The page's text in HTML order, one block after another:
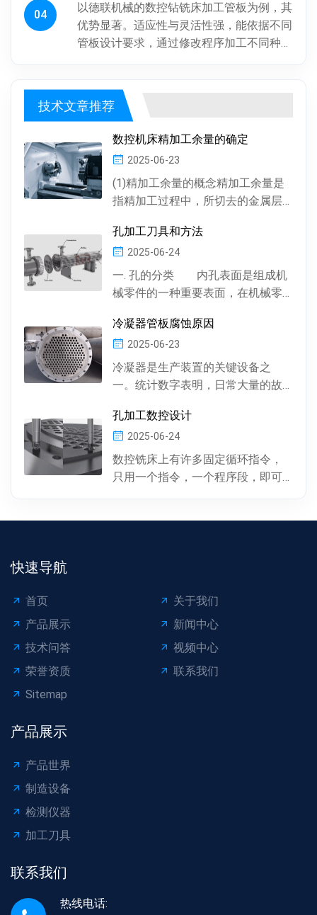
04
以德联机械的数控钻铣床加工管板为例，其
优势显著。适应性与灵活性强，能依据不同
管板设计要求，通过修改程序加工不同种
技术文章推荐
数控机床精加工余量的确定
2025-06-23
(1)精加工余量的概念精加工余量是
指精加工过程中，所切去的金属层
工余量由精加工一次...
孔加工刀具和方法
2025-06-24
一. 孔的分类 内孔表面是组成机
械零件的一种重要表面，在机械零
有圆柱形孔、...
冷凝器管板腐蚀原因
2025-06-23
冷凝器是生产装置的关键设备之
一。统计数字表明，日常大量的故
凝器管材的腐蚀损坏所...
孔加工数控设计
2025-06-24
数控铣床上有许多固定循环指令，
只用一个指令，一个程序段，即可
快速导航
首页
关于我们
产品展示
新闻中心
技术问答
视频中心
荣誉资质
联系我们
Sitemap
产品展示
产品世界
制造设备
检测仪器
加工刀具
联系我们
热线电话: